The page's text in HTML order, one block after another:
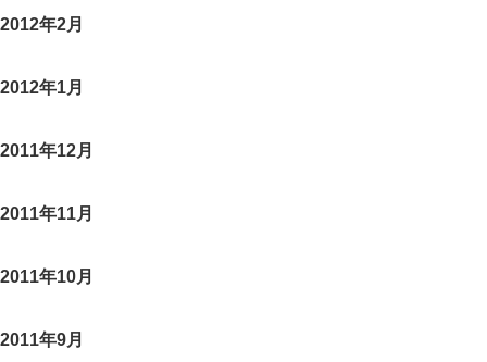
2012年2月
2012年1月
2011年12月
2011年11月
2011年10月
2011年9月